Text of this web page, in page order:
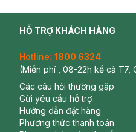
HỖ TRỢ KHÁCH HÀNG
Hotline: 1800 6324
(Miễn phí , 08-22h kể cả T7,
Các câu hỏi thường gặp
Gửi yêu cầu hỗ trợ
Hướng dẫn đặt hàng
Phương thức thanh toán